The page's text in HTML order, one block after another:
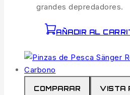
grandes depredadores.
AÑADIR AL
COMPARAR VISTA